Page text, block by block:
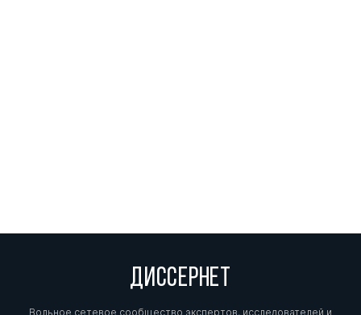
ДИССЕРНЕТ
Вольное сетевое сообщество экспертов, исследователей и